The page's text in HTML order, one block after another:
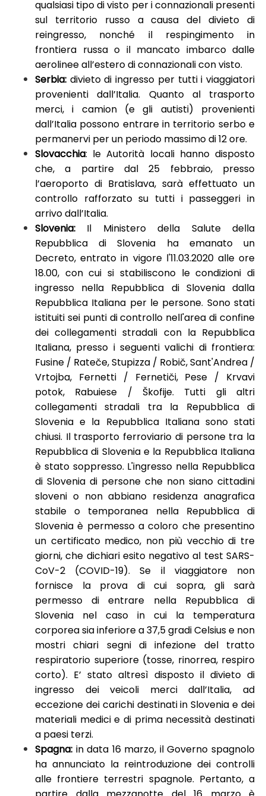
qualsiasi tipo di visto per i connazionali presenti
sul territorio russo a causa del divieto di
reingresso, nonché il respingimento in
frontiera russa o il mancato imbarco dalle
aerolinee all’estero di connazionali con visto.
Serbia: divieto di ingresso per tutti i viaggiatori
provenienti dall’Italia. Quanto al trasporto
merci, i camion (e gli autisti) provenienti
dall’Italia possono entrare in territorio serbo e
permanervi per un periodo massimo di 12 ore.
Slovacchia: le Autorità locali hanno disposto
che, a partire dal 25 febbraio, presso
l’aeroporto di Bratislava, sarà effettuato un
controllo rafforzato su tutti i passeggeri in
arrivo dall’Italia.
Slovenia: Il Ministero della Salute della
Repubblica di Slovenia ha emanato un
Decreto, entrato in vigore l'11.03.2020 alle ore
18.00, con cui si stabiliscono le condizioni di
ingresso nella Repubblica di Slovenia dalla
Repubblica Italiana per le persone. Sono stati
istituiti sei punti di controllo nell'area di confine
dei collegamenti stradali con la Repubblica
Italiana, presso i seguenti valichi di frontiera:
Fusine / Rateče, Stupizza / Robič, Sant'Andrea /
Vrtojba, Fernetti / Fernetiči, Pese / Krvavi
potok, Rabuiese / Škofije. Tutti gli altri
collegamenti stradali tra la Repubblica di
Slovenia e la Repubblica Italiana sono stati
chiusi. Il trasporto ferroviario di persone tra la
Repubblica di Slovenia e la Repubblica Italiana
è stato soppresso. L'ingresso nella Repubblica
di Slovenia di persone che non siano cittadini
sloveni o non abbiano residenza anagrafica
stabile o temporanea nella Repubblica di
Slovenia è permesso a coloro che presentino
un certificato medico, non più vecchio di tre
giorni, che dichiari esito negativo al test SARS-
CoV-2 (COVID-19). Se il viaggiatore non
fornisce la prova di cui sopra, gli sarà
permesso di entrare nella Repubblica di
Slovenia nel caso in cui la temperatura
corporea sia inferiore a 37,5 gradi Celsius e non
mostri chiari segni di infezione del tratto
respiratorio superiore (tosse, rinorrea, respiro
corto). E’ stato altresì disposto il divieto di
ingresso dei veicoli merci dall’Italia, ad
eccezione dei carichi destinati in Slovenia e dei
materiali medici e di prima necessità destinati
a paesi terzi.
Spagna: in data 16 marzo, il Governo spagnolo
ha annunciato la reintroduzione dei controlli
alle frontiere terrestri spagnole. Pertanto, a